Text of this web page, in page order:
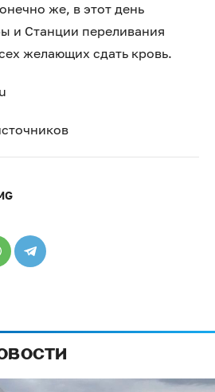
же, в этот день
и Станции переливания
желающих сдать кровь.